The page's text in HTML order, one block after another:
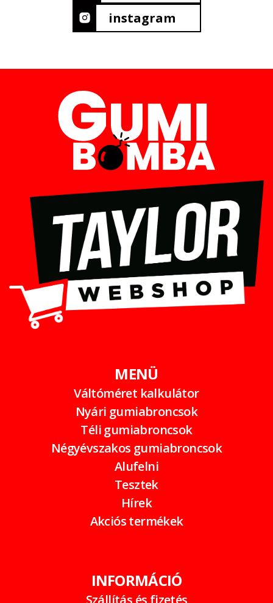
instagram
MENÜ
Váltóméret kalkulátor
Nyári gumiabroncsok
Téli gumiabroncsok
Négyévszakos gumiabroncsok
Alufelni
Tesztek
Hírek
Akciós termékek
INFORMÁCIÓ